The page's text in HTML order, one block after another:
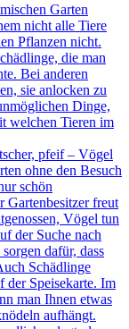
Garten
nicht alle Tiere
Pflanzen nicht.
die man
Bei anderen
sie anlocken zu
Dinge,
welchen Tieren im
pfeif – Vögel
ohne den Besuch
schön
Gartenbesitzer freut
Vögel tun
der Suche nach
dafür, dass
Schädlinge
der Speisekarte. Im
man Ihnen etwas
aufhängt.